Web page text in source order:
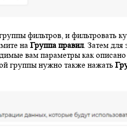
фильтров, и фильтровать
на Группа правил. Затем для
вам параметры как описано
группы нужно также нажать